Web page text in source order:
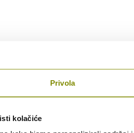
Privola
kolačiće